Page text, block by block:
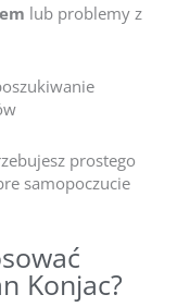
lub problemy z
prostego
samopoczucie
Konjac?